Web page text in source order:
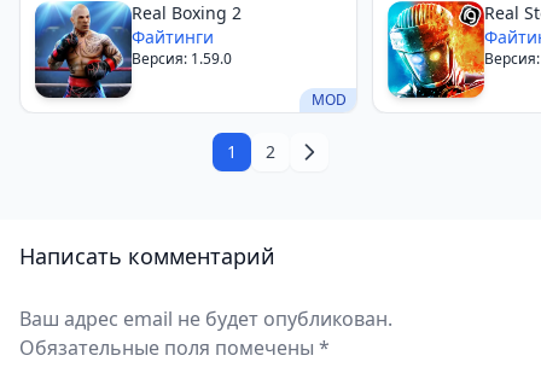
MOD
Real Boxing 2
Файтинги
Версия: 1.59.0
Real
1 2
Написать комментарий
Ваш адрес email не будет опубликован.
Обязательные поля помечены *